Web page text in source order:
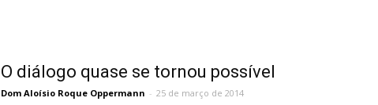
O diálogo quase se tornou possível
Dom Aloísio Roque Oppermann - 25 de março de 2014